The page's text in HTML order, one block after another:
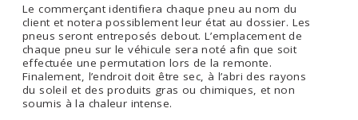
Le commerçant identifiera chaque pneu au nom du
client et notera possiblement leur état au dossier. Les
pneus seront entreposés debout. L’emplacement de
chaque pneu sur le véhicule sera noté afin que soit
effectuée une permutation lors de la remonte.
Finalement, l’endroit doit être sec, à l’abri des rayons
du soleil et des produits gras ou chimiques, et non
soumis à la chaleur intense.